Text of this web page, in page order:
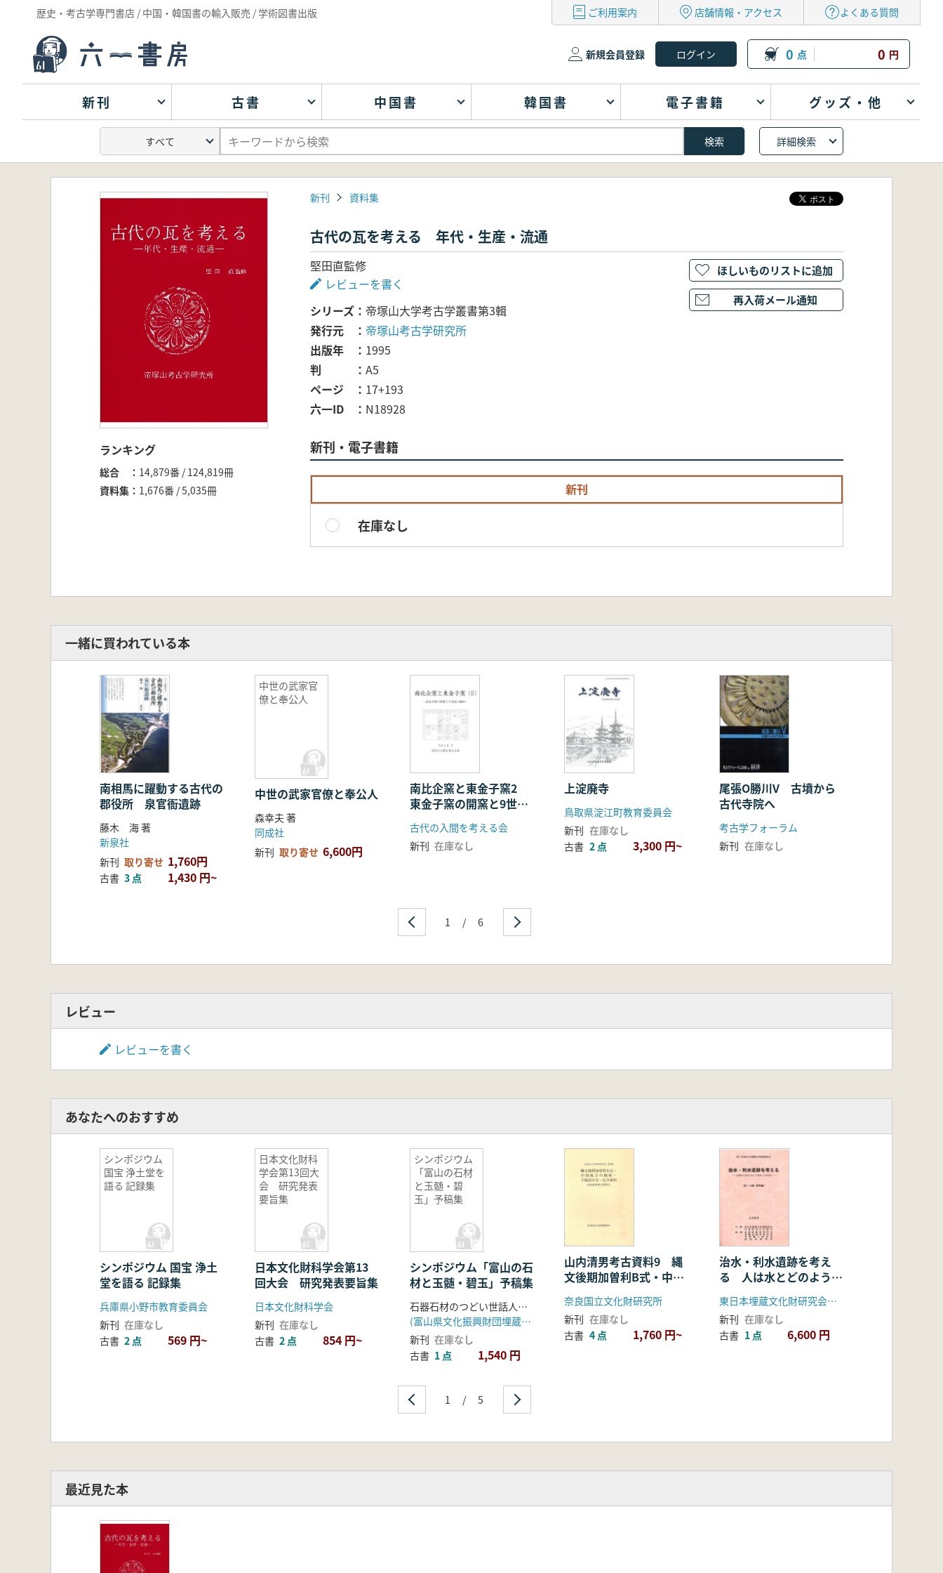
歴史・考古学専門書店 / 中国・韓国書の輸入販売 / 学術図書出版 ご利用案内 店舗情報・アクセス よくある質問
新規会員登録 0 点 0 円
新刊 古書 中国書 韓国書 電子書籍 グッズ・他
詳細検索
ランキング
総合
14,879番 / 124,819冊
資料集
1,676番 / 5,035冊
新刊 資料集
古代の瓦を考える 年代・生産・流通
堅田直監修
レビューを書く
シリーズ
帝塚山大学考古学叢書第3輯
発行元
帝塚山考古学研究所
出版年
1995
判
A5
ページ
17+193
六一ID
N18928
新刊・電子書籍
新刊
在庫なし
ほしいものリストに追加
再入荷メール通知
一緒に買われている本
南相馬に躍動する古代の
郡役所 泉官衙遺跡
藤木 海 著
新泉社
新刊 取り寄せ 1,760円
古書 3 点 1,430 円~
中世の武家官
僚と奉公人
中世の武家官僚と奉公人
森幸夫 著
同成社
新刊 取り寄せ 6,600円
南比企窯と東金子窯2
東金子窯の開窯と9世紀
の編年
古代の入間を考える会
新刊 在庫なし
上淀廃寺
鳥取県淀江町教育委員会
新刊 在庫なし
古書 2 点 3,300 円~
尾張O勝川V 古墳から
古代寺院へ
考古学フォーラム
新刊 在庫なし
1 / 6
レビュー
レビューを書く
あなたへのおすすめ
シンポジウム
国宝 浄土堂を
語る 記録集
シンポジウム 国宝 浄土
堂を語る 記録集
兵庫県小野市教育委員会
新刊 在庫なし
古書 2 点 569 円~
日本文化財科
学会第13回大
会 研究発表
要旨集
日本文化財科学会第13
回大会 研究発表要旨集
日本文化財科学会
新刊 在庫なし
古書 2 点 854 円~
シンポジウム
「富山の石材
と玉髄・碧
玉」予稿集
シンポジウム「富山の石
材と玉髄・碧玉」予稿集
石器石材のつどい世話人会編
(富山県文化振興財団埋蔵文化財調査事務所)
新刊 在庫なし
古書 1 点 1,540 円
山内清男考古資料9 縄
文後期加曽利B式・中国
地方の陶棺・下総国分
寺・尼寺資料
奈良国立文化財研究所
新刊 在庫なし
古書 4 点 1,760 円~
治水・利水遺跡を考え
る 人は水とどのように
つきあってきたか
東日本埋蔵文化財研究会 山梨県考古学協会
新刊 在庫なし
古書 1 点 6,600 円
1 / 5
最近見た本